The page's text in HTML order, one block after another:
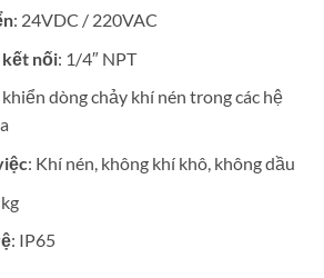
: 24VDC / 220VAC
nối: 1/4″ NPT
dòng chảy khí nén trong các hệ
: Khí nén, không khí khô, không dầu
: IP65